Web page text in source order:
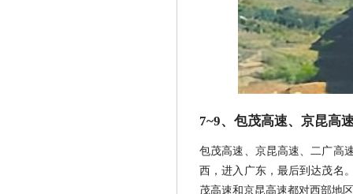
7~9、包茂高速、京昆高
包茂高速、京昆高速、二广高
西，进入广东，最后到达茂名
茂高速和京昆高速都对西部地